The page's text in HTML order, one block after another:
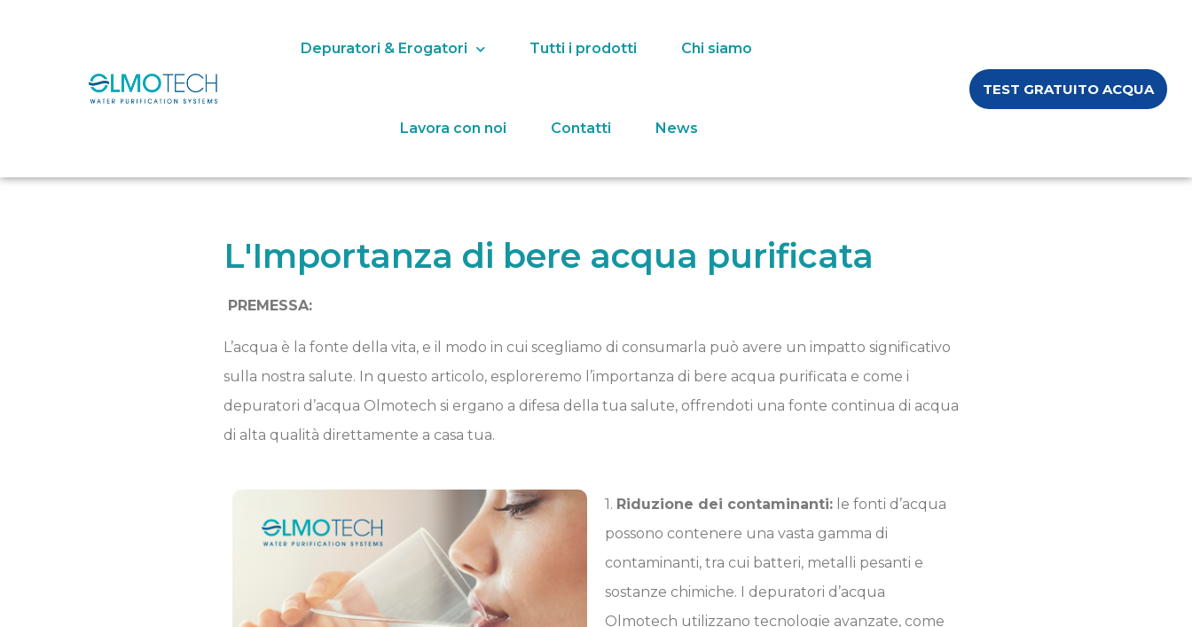
Depuratori & Erogatori Tutti i prodotti Chi siamo
Lavora con noi Contatti News
TEST GRATUITO ACQUA
L'Importanza di bere acqua purificata
PREMESSA:
L’acqua è la fonte della vita, e il modo in cui scegliamo di consumarla può avere un impatto significativo
sulla nostra salute. In questo articolo, esploreremo l’importanza di bere acqua purificata e come i
depuratori d’acqua Olmotech si ergano a difesa della tua salute, offrendoti una fonte continua di acqua
di alta qualità direttamente a casa tua.
1. Riduzione dei contaminanti: le fonti d’acqua
possono contenere una vasta gamma di
contaminanti, tra cui batteri, metalli pesanti e
sostanze chimiche. I depuratori d’acqua
Olmotech utilizzano tecnologie avanzate, come